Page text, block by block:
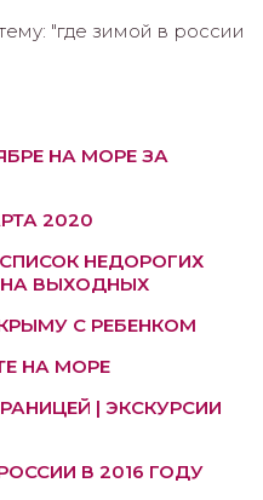
"где зимой в россии
НА МОРЕ ЗА
2020
НЕДОРОГИХ
ВЫХОДНЫХ
С РЕБЕНКОМ
НА МОРЕ
| ЭКСКУРСИИ
В 2016 ГОДУ